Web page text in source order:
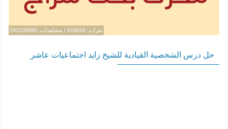
نقرات: 616629 / مشاهدات: 343130585
حل درس الشخصية القيادية للشيخ زايد اجتماعيات عاشر